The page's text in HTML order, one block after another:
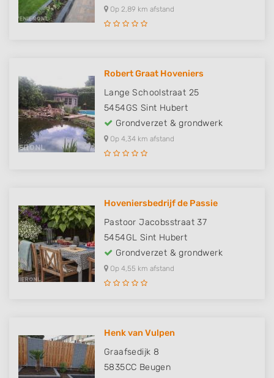
Op 2,89 km afstand
Robert Graat Hoveniers
Lange Schoolstraat 25
5454GS Sint Hubert
Grondverzet & grondwerk
Op 4,34 km afstand
Hoveniersbedrijf de Passie
Pastoor Jacobsstraat 37
5454GL Sint Hubert
Grondverzet & grondwerk
Op 4,55 km afstand
Henk van Vulpen
Graafsedijk 8
5835CC Beugen